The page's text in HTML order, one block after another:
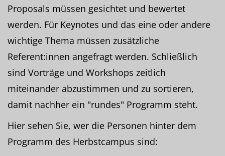
Proposals müssen gesichtet und bewertet
werden. Für Keynotes und das eine oder andere
wichtige Thema müssen zusätzliche
Referent:innen angefragt werden. Schließlich
sind Vorträge und Workshops zeitlich
miteinander abzustimmen und zu sortieren,
damit nachher ein "rundes" Programm steht.
Hier sehen Sie, wer die Personen hinter dem
Programm des Herbstcampus sind: